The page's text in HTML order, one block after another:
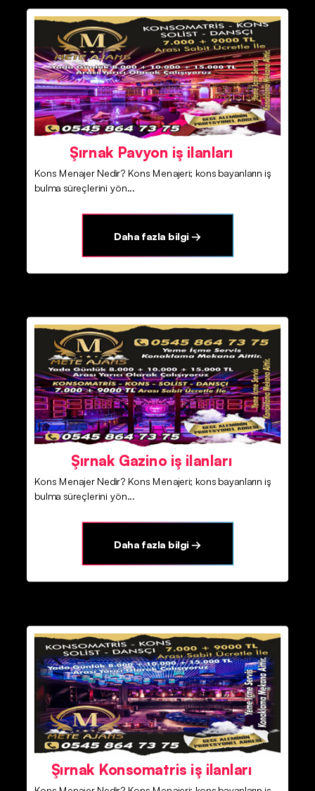
Şırnak Pavyon iş ilanları
Kons Menajer Nedir? Kons Menajeri; kons bayanların iş
bulma süreçlerini yön...
Daha fazla bilgi →
Şırnak Gazino iş ilanları
Kons Menajer Nedir? Kons Menajeri; kons bayanların iş
bulma süreçlerini yön...
Daha fazla bilgi →
Şırnak Konsomatris iş ilanları